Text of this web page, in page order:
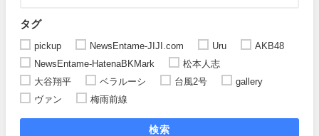
タグ
pickup NewsEntame-JIJI.com Uru
AKB48
NewsEntame-HatenaBKMark
松本人志
大谷翔平
ベラルーシ 台風2号
gallery
ヴァン
梅雨前線
検索